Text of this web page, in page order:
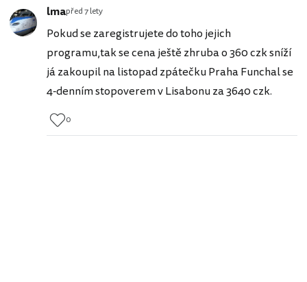
lmapřed 7 lety
Pokud se zaregistrujete do toho jejich
programu,tak se cena ještě zhruba o 360 czk sníží
já zakoupil na listopad zpátečku Praha Funchal se
4-denním stopoverem v Lisabonu za 3640 czk.
0